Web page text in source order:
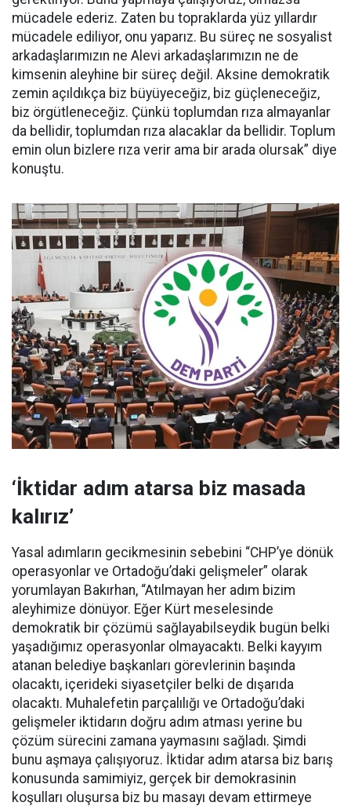
mücadele ederiz. Zaten bu topraklarda yüz yıllardır
mücadele ediliyor, onu yaparız. Bu süreç ne sosyalist
arkadaşlarımızın ne Alevi arkadaşlarımızın ne de
kimsenin aleyhine bir süreç değil. Aksine demokratik
zemin açıldıkça biz büyüyeceğiz, biz güçleneceğiz,
biz örgütleneceğiz. Çünkü toplumdan rıza almayanlar
da bellidir, toplumdan rıza alacaklar da bellidir. Toplum
emin olun bizlere rıza verir ama bir arada olursak” diye
konuştu.
‘İktidar adım atarsa biz masada
kalırız’
Yasal adımların gecikmesinin sebebini “CHP’ye dönük
operasyonlar ve Ortadoğu’daki gelişmeler” olarak
yorumlayan Bakırhan, “Atılmayan her adım bizim
aleyhimize dönüyor. Eğer Kürt meselesinde
demokratik bir çözümü sağlayabilseydik bugün belki
yaşadığımız operasyonlar olmayacaktı. Belki kayyım
atanan belediye başkanları görevlerinin başında
olacaktı, içerideki siyasetçiler belki de dışarıda
olacaktı. Muhalefetin parçalılığı ve Ortadoğu’daki
gelişmeler iktidarın doğru adım atması yerine bu
çözüm sürecini zamana yaymasını sağladı. Şimdi
bunu aşmaya çalışıyoruz. İktidar adım atarsa biz barış
konusunda samimiyiz, gerçek bir demokrasinin
koşulları oluşursa biz bu masayı devam ettirmeye